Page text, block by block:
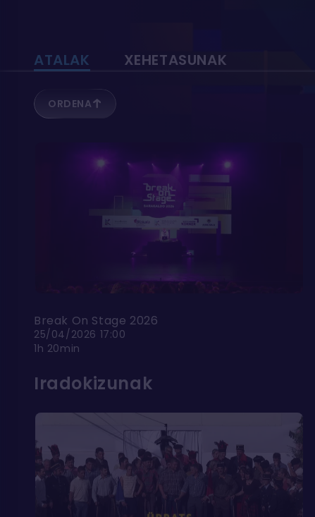
ATALAK XEHETASUNAK
ORDENA
Break On Stage 2026
25/04/2026 17:00
1h 20min
Iradokizunak